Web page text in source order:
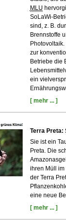
MLU
SoLaWi-
sind, z. B.
Brennstoffe
zur
Betriebe die
ein
[ mehr ... ]
Terra Preta:
Sie ist ein
Preta. Die
ihren Müll im
der Terra
eine neue
[ mehr ... ]